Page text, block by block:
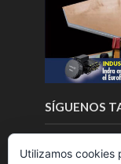
SÍGUENOS
Utilizamos cookies